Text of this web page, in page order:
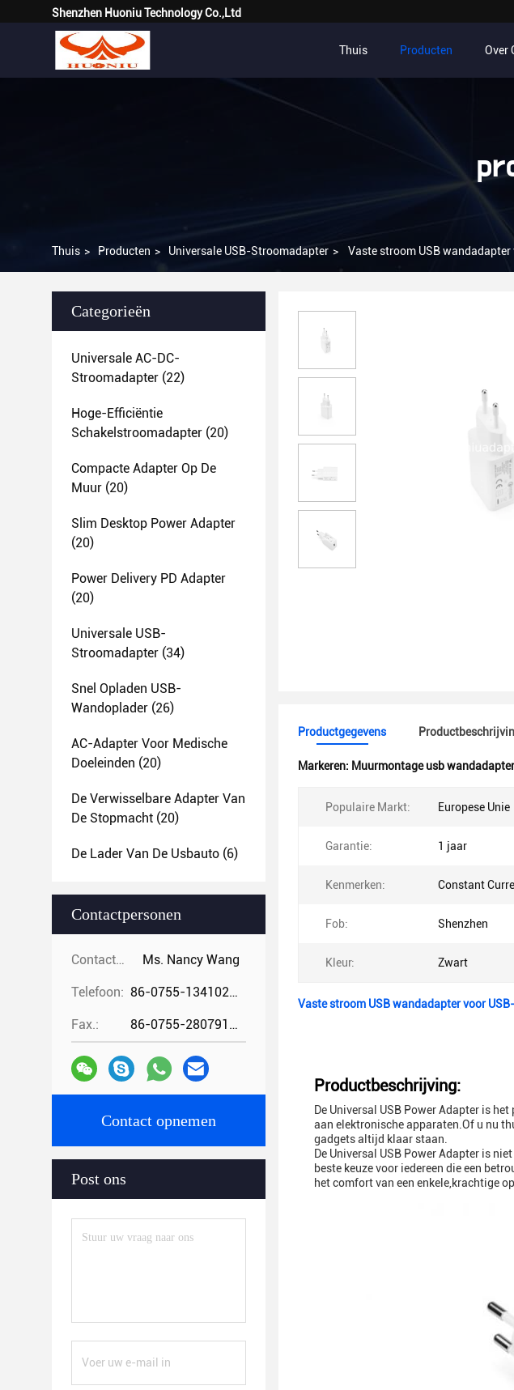
Shenzhen Huoniu Technology Co.,Ltd
Thuis Producten Over
Thuis > Producten > Universale USB-Stroomadapter > Vaste stroom USB
Categorieën
Universale AC-DC-
Stroomadapter (22)
Hoge-Efficiëntie
Schakelstroomadapter (20)
Compacte Adapter Op De
Muur (20)
Slim Desktop Power Adapter
(20)
Power Delivery PD Adapter
(20)
Universale USB-
Stroomadapter (34)
Snel Opladen USB-
Wandoplader (26)
AC-Adapter Voor Medische
Doeleinden (20)
De Verwisselbare Adapter Van
De Stopmacht (20)
De Lader Van De Usbauto (6)
Contactpersonen
Contactpersonen: Ms. Nancy Wang
Telefoon: 86-0755-13410274294
Fax.: 86-0755-28079166
Contact opnemen
Post ons
Productgegevens
Markeren: Muurmontage usb wandadapter
Populaire Markt: Europese Unie
Garantie: 1 jaar
Kenmerken: Constant
Fob: Shenzhen
Kleur: Zwart
Vaste stroom USB wandadapter voor
Productbeschrijving:
De Universal USB Power Adapter is
aan elektronische apparaten.Of u nu
gadgets altijd klaar staan.
De Universal USB Power Adapter is
beste keuze voor iedereen die een
het comfort van een enkele,krachtige